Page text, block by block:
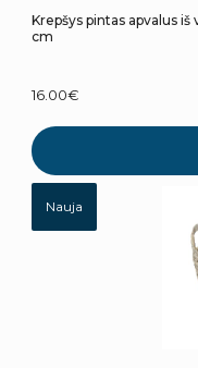
Krepšys pintas apvalus iš vandens hiacintų PETRI D32xH28 (34)
cm
16.00€
Nauja